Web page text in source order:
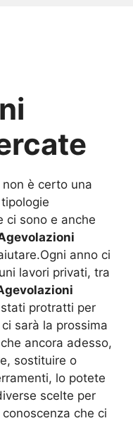
è certo una
ci sono e anche
anno ci
lavori privati, tra
protratti per
sarà la prossima
ancora adesso,
sostituire o
lo potete
scelte per
che ci